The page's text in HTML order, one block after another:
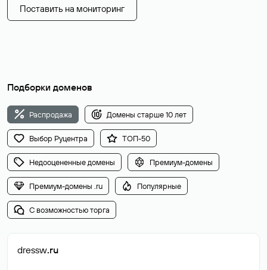
Поставить на мониторинг
Подборки доменов
Распродажа Домены старше 10 лет
Выбор Руцентра ТОП-50
Недооцененные домены Премиум-домены
Премиум-домены .ru Популярные
С возможностью торга
dressw.ru